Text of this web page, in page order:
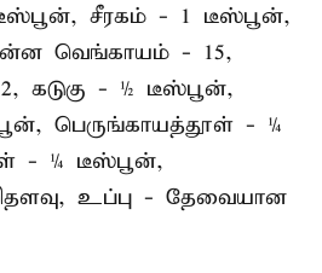
டீஸ்பூன், சீரகம் - 1 டீஸ்பூன்,
வெங்காயம் - 15,
கடுகு - ½ டீஸ்பூன்,
பெருங்காயத்தூள் - ¼
- ¼ டீஸ்பூன்,
உப்பு - தேவையான